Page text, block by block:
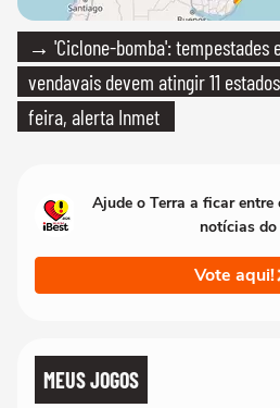
→ 'Ciclone-bomba': tempestades
vendavais devem atingir 11
feira, alerta Inmet
Ajude o Terra a ficar
notícias
Vote aqui!
MEUS JOGOS